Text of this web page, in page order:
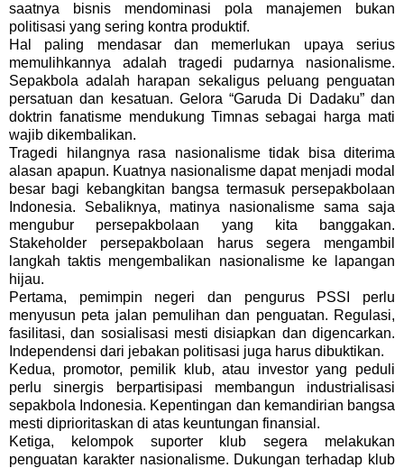
saatnya bisnis mendominasi pola manajemen bukan
politisasi yang sering kontra produktif.
Hal paling mendasar dan memerlukan upaya serius
memulihkannya adalah tragedi pudarnya nasionalisme.
Sepakbola adalah harapan sekaligus peluang penguatan
persatuan dan kesatuan. Gelora “Garuda Di Dadaku” dan
doktrin fanatisme mendukung Timnas sebagai harga mati
wajib dikembalikan.
Tragedi hilangnya rasa nasionalisme tidak bisa diterima
alasan apapun. Kuatnya nasionalisme dapat menjadi modal
besar bagi kebangkitan bangsa termasuk persepakbolaan
Indonesia. Sebaliknya, matinya nasionalisme sama saja
mengubur persepakbolaan yang kita banggakan.
Stakeholder persepakbolaan harus segera mengambil
langkah taktis mengembalikan nasionalisme ke lapangan
hijau.
Pertama, pemimpin negeri dan pengurus PSSI perlu
menyusun peta jalan pemulihan dan penguatan. Regulasi,
fasilitasi, dan sosialisasi mesti disiapkan dan digencarkan.
Independensi dari jebakan politisasi juga harus dibuktikan.
Kedua, promotor, pemilik klub, atau investor yang peduli
perlu sinergis berpartisipasi membangun industrialisasi
sepakbola Indonesia. Kepentingan dan kemandirian bangsa
mesti diprioritaskan di atas keuntungan finansial.
Ketiga, kelompok suporter klub segera melakukan
penguatan karakter nasionalisme. Dukungan terhadap klub